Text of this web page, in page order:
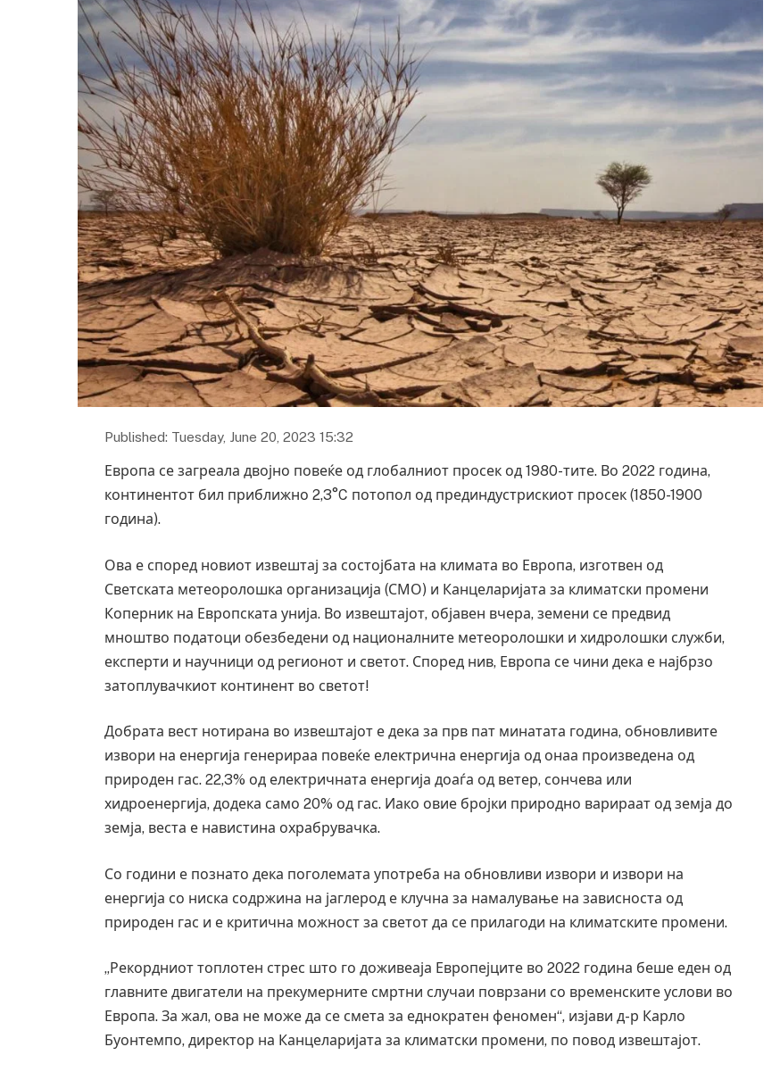
Published: Tuesday, June 20, 2023 15:32
Европа се загреала двојно повеќе од глобалниот просек од 1980-тите. Во 2022 година,
континентот бил приближно 2,3°C потопол од прединдустрискиот просек (1850-1900
година).
Ова е според новиот извештај за состојбата на климата во Европа, изготвен од
Светската метеоролошка организација (СМО) и Канцеларијата за климатски промени
Коперник на Европската унија. Во извештајот, објавен вчера, земени се предвид
мноштво податоци обезбедени од националните метеоролошки и хидролошки служби,
експерти и научници од регионот и светот. Според нив, Европа се чини дека е најбрзо
затоплувачкиот континент во светот!
Добрата вест нотирана во извештајот е дека за прв пат минатата година, обновливите
извори на енергија генерираа повеќе електрична енергија од онаа произведена од
природен гас. 22,3% од електричната енергија доаѓа од ветер, сончева или
хидроенергија, додека само 20% од гас. Иако овие бројки природно варираат од земја до
земја, веста е навистина охрабрувачка.
Со години е познато дека поголемата употреба на обновливи извори и извори на
енергија со ниска содржина на јаглерод е клучна за намалување на зависноста од
природен гас и е критична можност за светот да се прилагоди на климатските промени.
„Рекордниот топлотен стрес што го доживеаја Европејците во 2022 година беше еден од
главните двигатели на прекумерните смртни случаи поврзани со временските услови во
Европа. За жал, ова не може да се смета за еднократен феномен“, изјави д-р Карло
Буонтемпо, директор на Канцеларијата за климатски промени, по повод извештајот.